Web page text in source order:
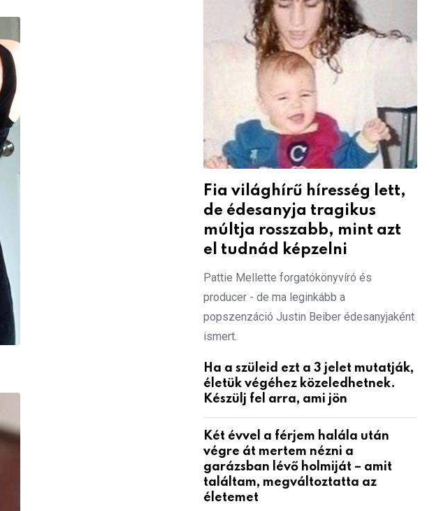
Fia világhírű híresség lett,
de édesanyja tragikus
múltja rosszabb, mint azt
el tudnád képzelni
Pattie Mellette forgatókönyvíró és
producer - de ma leginkább a
popszenzáció Justin Beiber édesanyjaként
ismert.
Ha a szüleid ezt a 3 jelet mutatják,
életük végéhez közeledhetnek.
Készülj fel arra, ami jön
Két évvel a férjem halála után
végre át mertem nézni a
garázsban lévő holmiját – amit
találtam, megváltoztatta az
életemet